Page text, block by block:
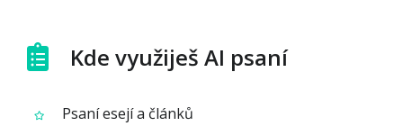
Kde využiješ AI psaní
Psaní esejí a článků